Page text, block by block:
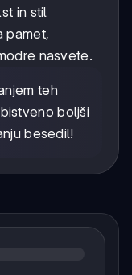
in stil
pamet,
nasvete.
teh
boljši
besedil!